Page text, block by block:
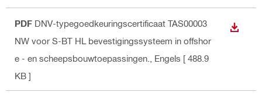
PDF DNV-typegoedkeuringscertificaat TAS00003
NW voor S-BT HL bevestigingssysteem in offshor
e - en scheepsbouwtoepassingen.
, Engels [ 488.9
KB ]